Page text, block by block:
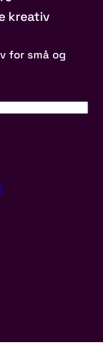
kreativ
for små og